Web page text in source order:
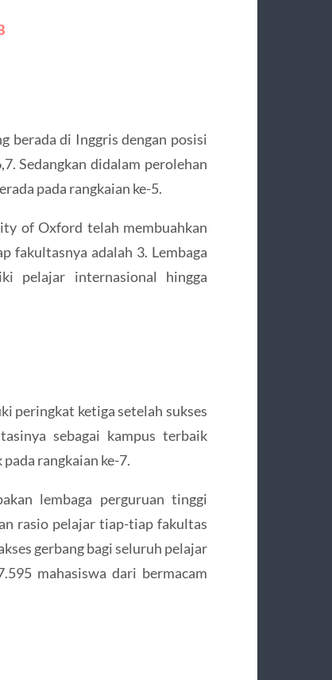
berada di Inggris dengan posisi
Sedangkan didalam perolehan
pada rangkaian ke-5.
of Oxford telah membuahkan
fakultasnya adalah 3. Lembaga
pelajar internasional hingga
peringkat ketiga setelah sukses
sebagai kampus terbaik
rangkaian ke-7.
lembaga perguruan tinggi
rasio pelajar tiap-tiap fakultas
gerbang bagi seluruh pelajar
mahasiswa dari bermacam